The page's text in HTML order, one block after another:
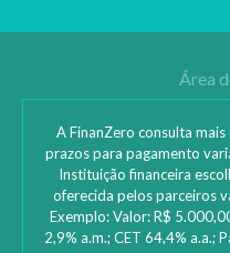
A FinanZero consulta
prazos para pagamento
Instituição financeira
oferecida pelos parceiros
Exemplo: Valor: R$
2,9% a.m.; CET 64,4% a.a.;